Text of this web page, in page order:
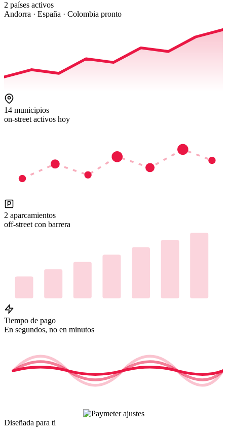
2 países activos
Andorra · España · Colombia pronto
14 municipios
on-street activos hoy
2 aparcamientos
off-street con barrera
Tiempo de pago
En segundos, no en minutos
Diseñada para ti